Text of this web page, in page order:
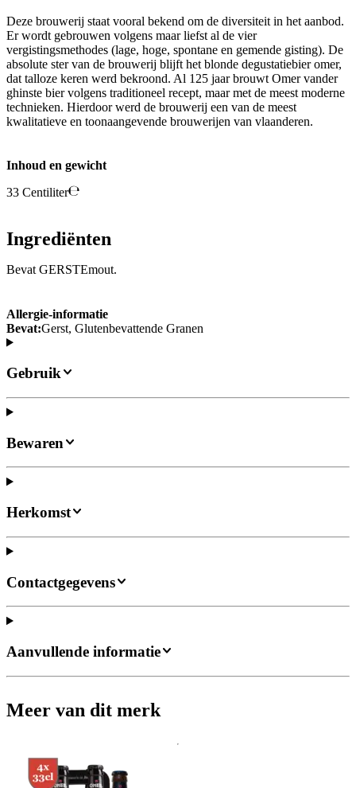
Deze brouwerij staat vooral bekend om de diversiteit in het aanbod.
Er wordt gebrouwen volgens maar liefst al de vier
vergistingsmethodes (lage, hoge, spontane en gemende gisting). De
absolute ster van de brouwerij blijft het blonde degustatiebier omer,
dat talloze keren werd bekroond. Al 125 jaar brouwt Omer vander
ghinste bier volgens traditioneel recept, maar met de meest moderne
technieken. Hierdoor werd de brouwerij een van de meest
kwalitatieve en toonaangevende brouwerijen van vlaanderen.
Inhoud en gewicht
33 Centiliter
Ingrediënten
Bevat GERSTEmout.
Allergie-informatie
Bevat:Gerst, Glutenbevattende Granen
Gebruik
Bewaren
Herkomst
Contactgegevens
Aanvullende informatie
Meer van dit merk